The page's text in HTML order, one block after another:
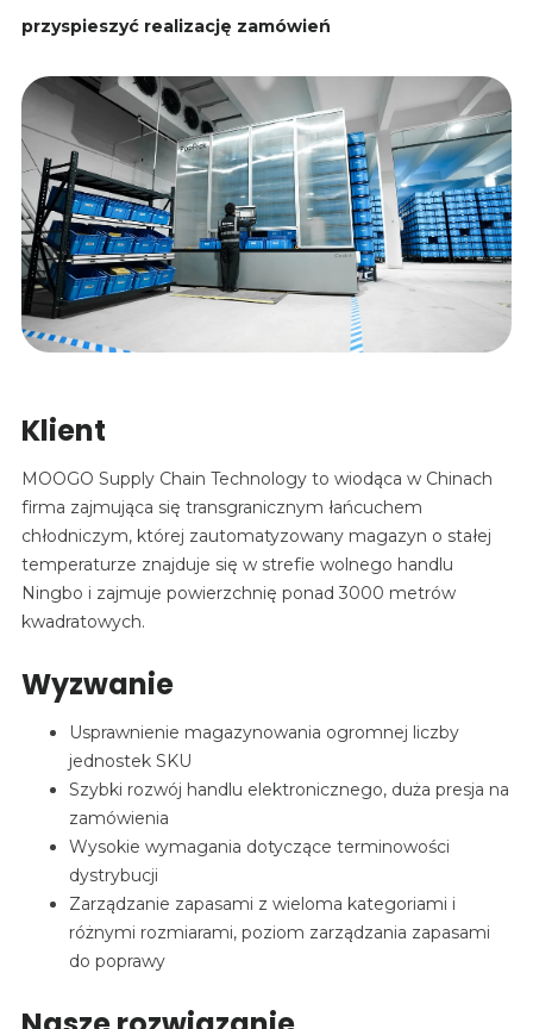
przyspieszyć realizację zamówień
Klient
MOOGO Supply Chain Technology to wiodąca w Chinach
firma zajmująca się transgranicznym łańcuchem
chłodniczym, której zautomatyzowany magazyn o stałej
temperaturze znajduje się w strefie wolnego handlu
Ningbo i zajmuje powierzchnię ponad 3000 metrów
kwadratowych.
Wyzwanie
Usprawnienie magazynowania ogromnej liczby
jednostek SKU
Szybki rozwój handlu elektronicznego, duża presja na
zamówienia
Wysokie wymagania dotyczące terminowości
dystrybucji
Zarządzanie zapasami z wieloma kategoriami i
różnymi rozmiarami, poziom zarządzania zapasami
do poprawy